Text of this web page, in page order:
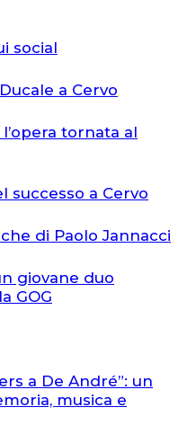
social
a Cervo
tornata al
successo a Cervo
di Paolo Jannacci
giovane duo
GOG
a De André”: un
musica e